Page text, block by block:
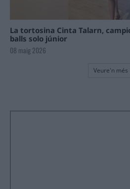
La tortosina Cinta Talarn,
balls solo júnior
08 maig 2026
Veure'n més